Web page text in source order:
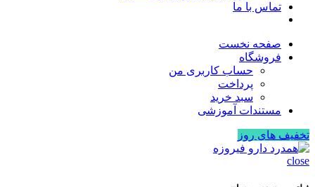
تماس با ما
صفحه نخست
فروشگاه
حساب کاربری من
پرداخت
سبد خرید
مستندات آموزشی
تخفیف های روز
close